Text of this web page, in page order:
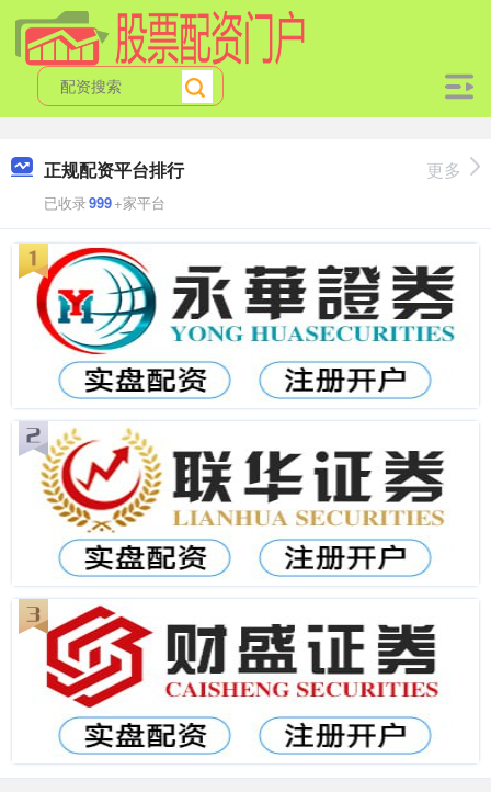
正规配资平台排行
已收录999+家平台
更多